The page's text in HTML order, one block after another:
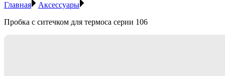
Главная
Аксессуары
Пробка с ситечком для термоса серии 106